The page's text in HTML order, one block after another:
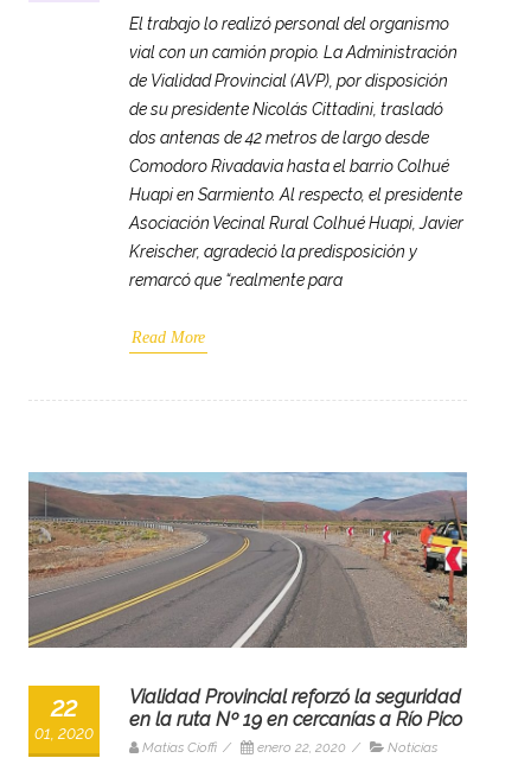
El trabajo lo realizó personal del organismo
vial con un camión propio. La Administración
de Vialidad Provincial (AVP), por disposición
de su presidente Nicolás Cittadini, trasladó
dos antenas de 42 metros de largo desde
Comodoro Rivadavia hasta el barrio Colhué
Huapi en Sarmiento. Al respecto, el presidente
Asociación Vecinal Rural Colhué Huapi, Javier
Kreischer, agradeció la predisposición y
remarcó que “realmente para
Read More
22
01, 2020
Vialidad Provincial reforzó la seguridad
en la ruta Nº 19 en cercanías a Río Pico
Matias Cioffi / enero 22, 2020 / Noticias